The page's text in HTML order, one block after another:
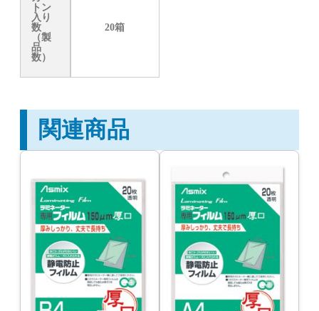
トン
入り
数
（製
品
数）
20箱
関連商品